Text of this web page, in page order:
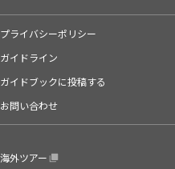
プライバシーポリシー
ガイドライン
ガイドブックに投稿する
お問い合わせ
海外ツアー